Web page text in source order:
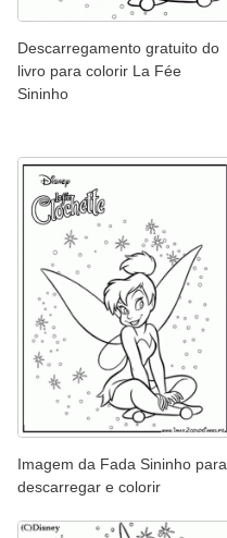
Descarregamento gratuito do
livro para colorir La Fée
Sininho
Imagem da Fada Sininho para
descarregar e colorir